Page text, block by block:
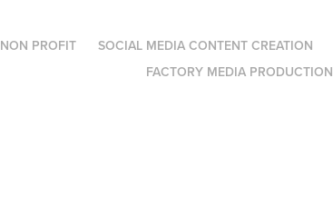
NON PROFIT SOCIAL MEDIA CONTENT CREATION
FACTORY MEDIA PRODUCTION